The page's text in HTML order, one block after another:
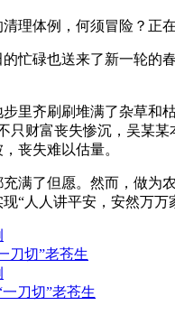
体例，何须冒险？正
碌也送来了新一轮的
齐刷刷堆满了杂草和枯
只财富丧失惨沉，吴某
丧失难以估量。
了但愿。然而，做为农
“人人讲平安，安然万
刀切”老苍生
刀切”老苍生